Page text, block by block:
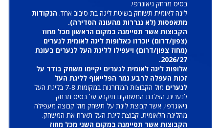
בסיס מרחק גיאוגרפי.
ליגה לאומית תשוחק בשיטת ליגה בת סיבוב אחד. הנקודות
מתאפסות (לא נגררות מהעונה הסדירה).
הקבוצות אשר תסיימנה במקום הראשון מכל מחוז
(צפון/דרום) יוכרזו כאלופות ליגה לאומית לנערים
(מחוז צפון/דרום) ויעפילו לליגת העל לנערים בעונת
2026/27.
אלופות ליגה לאומית לנערים יקיימו משחק בודד על
זכות העפלה לרבע גמר הפלייאוף לליגת העל
לנערים
מול הקבוצות המדורגות במקומות 7-8 בליגת העל
לנערים. הצלבת המשחקים תיקבע על בסיס מרחק
גיאוגרפי, אשר קבוצת ליגת על תשחק מול קבוצה מעפילה
מהליגה הלאומית. קבוצת ליגת העל תארח את המשחק.
הקבוצות אשר תסיימנה במקום השני מכל מחוז